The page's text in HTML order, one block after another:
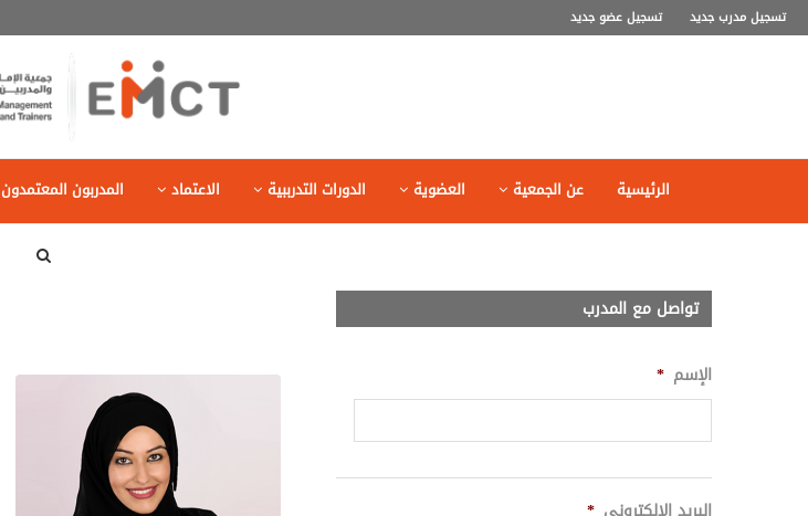
تسجيل مدرب جديد تسجيل عضو جديد
الرئيسية عن الجمعية العضوية الدورات التدرببية الاعتماد المدربون المعتمدون
تواصل مع المدرب
الإسم *